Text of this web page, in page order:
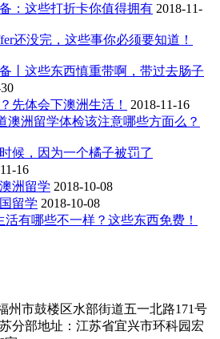
：这些打折卡你值得拥有 2018-11-
还没完，这些事你必须要知道！
丨这些东西慎重带啊，带过去肠子
先体会下澳洲生活！
2018-11-16
澳洲留学体检该注意哪些方面么？
候，因为一个橘子被罚了
16
洲留学 2018-10-08
留学 2018-10-08
有哪些不一样？这些东西免费！
州市鼓楼区水部街道五一北路171号
分部地址：江苏省宜兴市环科园宏